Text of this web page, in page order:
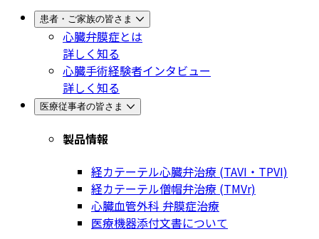
患者・ご家族の皆さま
心臓弁膜症とは
詳しく知る
心臓手術経験者インタビュー
詳しく知る
医療従事者の皆さま
製品情報
経カテーテル心臓弁治療 (TAVI・TPVI)
経カテーテル僧帽弁治療 (TMVr)
心臓血管外科 弁膜症治療
医療機器添付文書について